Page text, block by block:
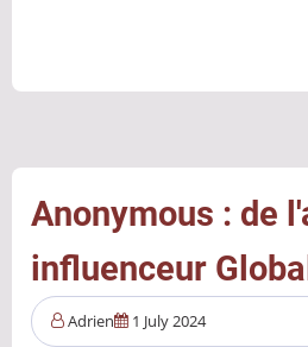
Entre
transparence
nécessaire
et
risques
collatéraux
Anonymous : de
influenceur
Adrien 1 July 2024